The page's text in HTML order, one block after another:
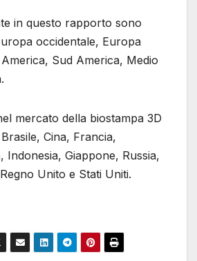
in questo rapporto sono
occidentale, Europa
Sud America, Medio
mercato della biostampa 3D
Cina, Francia,
Indonesia, Giappone, Russia,
Unito e Stati Uniti.